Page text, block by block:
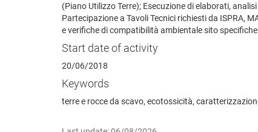
(Piano Utilizzo Terre); Esecuzione di elaborati,
Partecipazione a Tavoli Tecnici richiesti da ISPRA,
e verifiche di compatibilità ambientale sito
Start date of activity
20/06/2018
Keywords
terre e rocce da scavo, ecotossicità,